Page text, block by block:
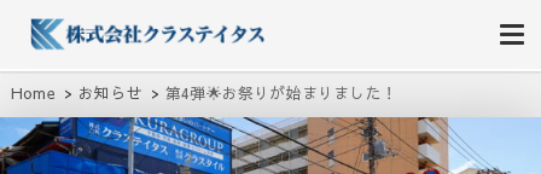
株式会社クラステイタス
地域のコミュニティーを大切にする企業
Home お知らせ 第4弾🌟お祭りが始まりました！